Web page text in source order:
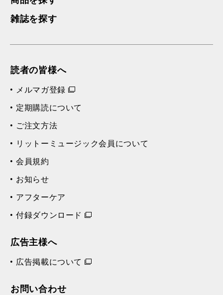
雑誌を探す
読者の皆様へ
メルマガ登録
定期購読について
ご注文方法
リットーミュージック会員について
会員規約
お知らせ
アフターケア
付録ダウンロード
広告主様へ
広告掲載について
お問い合わせ